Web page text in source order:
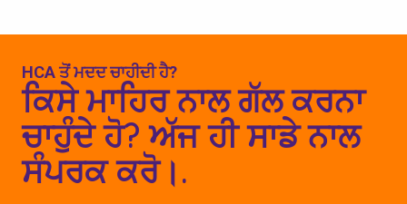
HCA ਤੋਂ ਮਦਦ ਚਾਹੀਦੀ ਹੈ?
ਕਿਸੇ ਮਾਹਿਰ ਨਾਲ ਗੱਲ ਕਰਨਾ
ਚਾਹੁੰਦੇ ਹੋ? ਅੱਜ ਹੀ ਸਾਡੇ ਨਾਲ
ਸੰਪਰਕ ਕਰੋ।.